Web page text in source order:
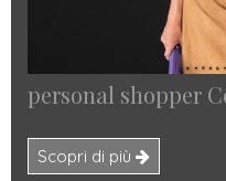
personal shopper
Scopri di più